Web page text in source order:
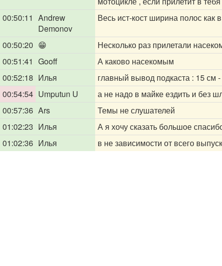
00:50:11 Andrew
Demonov
Весь ист-кост ширина полос как
00:50:20 😁
Несколько раз прилетали
00:51:41 Gooff
А каково насекомым
00:52:18 Илья
главный вывод подкаста : 15 см
00:54:54 Umputun U
а не надо в майке ездить и без
00:57:36 Ars
Темы не слушателей
01:02:23 Илья
А я хочу сказать большое
01:02:36 Илья в не зависимости от всего